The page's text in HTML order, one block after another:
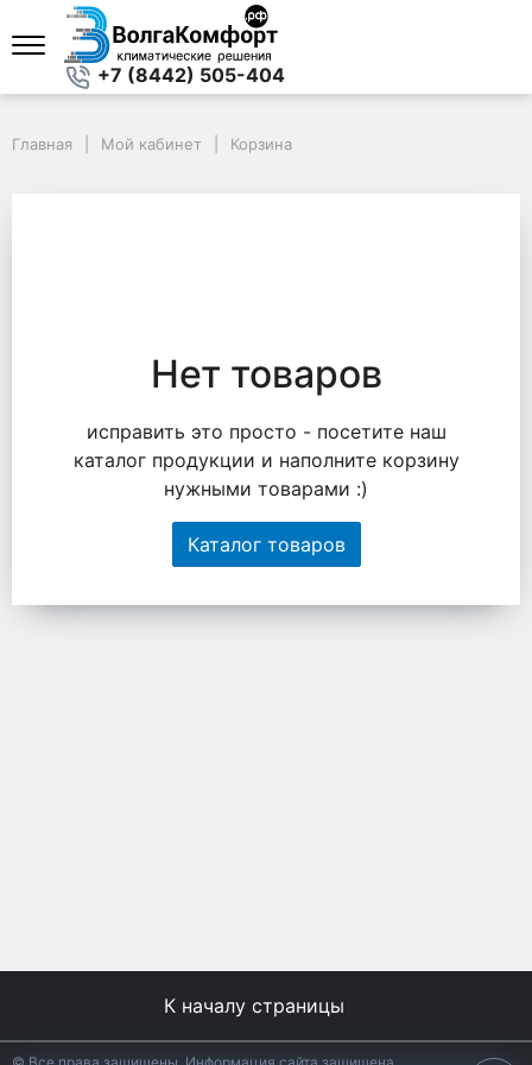
+7 (8442) 505-404
Главная Мой кабинет Корзина
Нет товаров
исправить это просто - посетите наш
каталог продукции и наполните корзину
нужными товарами :)
Каталог товаров
К началу страницы